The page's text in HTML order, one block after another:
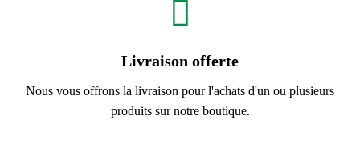
Livraison offerte
Nous vous offrons la livraison pour l'achats d'un ou plusieurs
produits sur notre boutique.